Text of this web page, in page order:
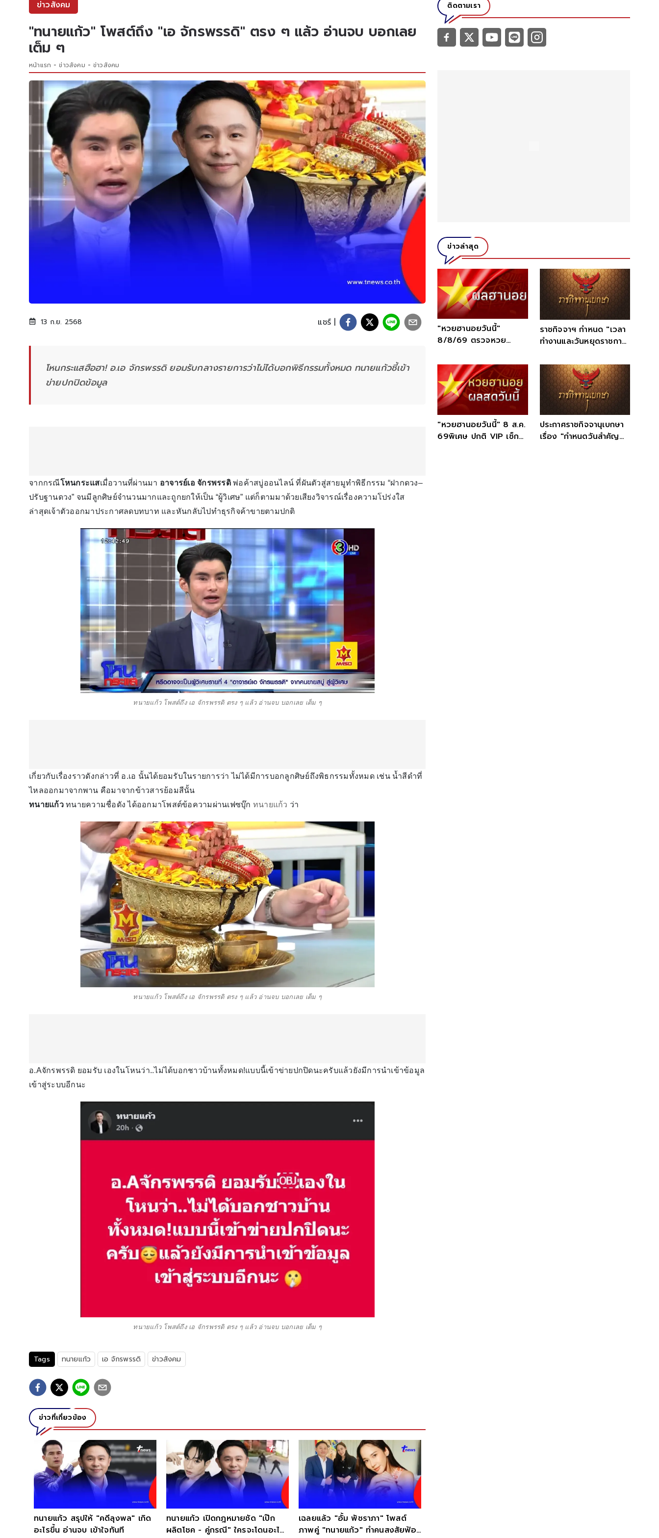
ข่าวสังคม
"ทนายแก้ว" โพสต์ถึง "เอ จักรพรรดิ" ตรง ๆ แล้ว อ่านจบ บอกเลย
เต็ม ๆ
หน้าแรก ข่าวสังคม ข่าวสังคม
13 ก.ย. 2568 แชร์ |
โหนกระแสฮือฮา! อ.เอ จักรพรรดิ ยอมรับกลางรายการว่าไม่ได้บอกพิธีกรรมทั้งหมด ทนายแก้วชี้เข้า
ข่ายปกปิดข้อมูล
จากกรณีโหนกระแสเมื่อวานที่ผ่านมา อาจารย์เอ จักรพรรดิ พ่อค้าสบู่ออนไลน์ ที่ผันตัวสู่สายมูทำพิธีกรรม “ฝากดวง–
ปรับฐานดวง” จนมีลูกศิษย์จำนวนมากและถูกยกให้เป็น “ผู้วิเศษ” แต่ก็ตามมาด้วยเสียงวิจารณ์เรื่องความโปร่งใส
ล่าสุดเจ้าตัวออกมาประกาศลดบทบาท และหันกลับไปทำธุรกิจค้าขายตามปกติ
ทนายแก้ว โพสต์ถึง เอ จักรพรรดิ ตรง ๆ แล้ว อ่านจบ บอกเลย เต็ม ๆ
เกี่ยวกับเรื่องราวดังกล่าวที่ อ.เอ นั้นได้ยอมรับในรายการว่า ไม่ได้มีการบอกลูกศิษย์ถึงพิธกรรมทั้งหมด เช่น น้ำสีดำที่
ไหลออกมาจากพาน คือมาจากข้าวสารย้อมสีนั้น
ทนายแก้ว ทนายความชื่อดัง ได้ออกมาโพสต์ข้อความผ่านเฟซบุ๊ก ทนายแก้ว ว่า
ทนายแก้ว โพสต์ถึง เอ จักรพรรดิ ตรง ๆ แล้ว อ่านจบ บอกเลย เต็ม ๆ
อ.Aจักรพรรดิ ยอมรับ เองในโหนว่า..ไม่ได้บอกชาวบ้านทั้งหมด!แบบนี้เข้าข่ายปกปิดนะครับแล้วยังมีการนำเข้าข้อมูล
เข้าสู่ระบบอีกนะ
ทนายแก้ว โพสต์ถึง เอ จักรพรรดิ ตรง ๆ แล้ว อ่านจบ บอกเลย เต็ม ๆ
Tags ทนายแก้ว เอ จักรพรรดิ ข่าวสังคม
ข่าวที่เกี่ยวข้อง
ทนายแก้ว สรุปให้ "คดีลุงพล" เกิด
อะไรขึ้น อ่านจบ เข้าใจทันที
ทนายแก้ว เปิดกฎหมายชัด "เป๊ก
ผลิตโชค - คู่กรณี" ใครจะโดนอะไร
เฉลยแล้ว "อั้ม พัชราภา" โพสต์
ภาพคู่ "ทนายแก้ว" ทำคนสงสัยฟ้อง
จบแล้ว คดีBMW ชน 3 แม่ลูกดับ
จำเลยเปลี่ยนคำให้การใหม่ ทนาย
แก้ว ฉลอง
ติดตามเรา
ข่าวล่าสุด
"หวยฮานอยวันนี้"
8/8/69 ตรวจหวย
ฮานอยล่าสุด
ราชกิจจาฯ กำหนด "เวลา
ทำงานและวันหยุดราชการ"
"หวยฮานอยวันนี้" 8 ส.ค.
69พิเศษ ปกติ VIP เช็ก
ประกาศราชกิจจานุเบกษา
เรื่อง "กำหนดวันสำคัญ